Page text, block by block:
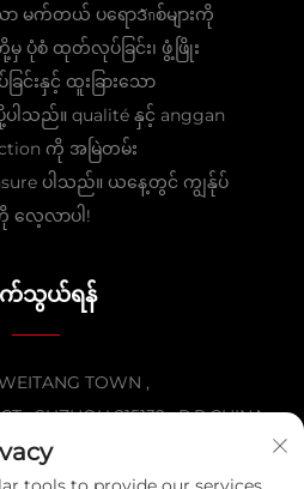
မက်တယ် ပရောဒักစ်များကို
ပုံစံ ထုတ်လုပ်ခြင်း၊ ဖွံ့ဖြိုး
းနှင့် ထူးခြားသော
ပါသည်။ qualité နှင့် anggan
ကို အမြဲတမ်း
ပါသည်။ ယနေ့တွင် ကျွန်ုပ်
လေ့လာပါ!
သွယ်ရန်
TOWN ,
, SUZHOU 215132 , P.R.CHINA
152 5000 0863